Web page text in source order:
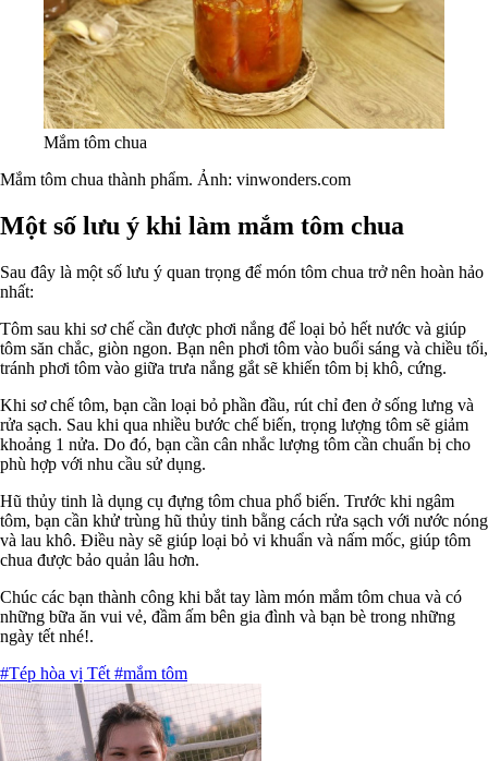
Mắm tôm chua
Mắm tôm chua thành phẩm. Ảnh: vinwonders.com
Một số lưu ý khi làm mắm tôm chua
Sau đây là một số lưu ý quan trọng để món tôm chua trở nên hoàn hảo
nhất:
Tôm sau khi sơ chế cần được phơi nắng để loại bỏ hết nước và giúp
tôm săn chắc, giòn ngon. Bạn nên phơi tôm vào buổi sáng và chiều tối,
tránh phơi tôm vào giữa trưa nắng gắt sẽ khiến tôm bị khô, cứng.
Khi sơ chế tôm, bạn cần loại bỏ phần đầu, rút chỉ đen ở sống lưng và
rửa sạch. Sau khi qua nhiều bước chế biến, trọng lượng tôm sẽ giảm
khoảng 1 nửa. Do đó, bạn cần cân nhắc lượng tôm cần chuẩn bị cho
phù hợp với nhu cầu sử dụng.
Hũ thủy tinh là dụng cụ đựng tôm chua phổ biến. Trước khi ngâm
tôm, bạn cần khử trùng hũ thủy tinh bằng cách rửa sạch với nước nóng
và lau khô. Điều này sẽ giúp loại bỏ vi khuẩn và nấm mốc, giúp tôm
chua được bảo quản lâu hơn.
Chúc các bạn thành công khi bắt tay làm món mắm tôm chua và có
những bữa ăn vui vẻ, đầm ấm bên gia đình và bạn bè trong những
ngày tết nhé!.
#Tép hòa vị Tết #mắm tôm